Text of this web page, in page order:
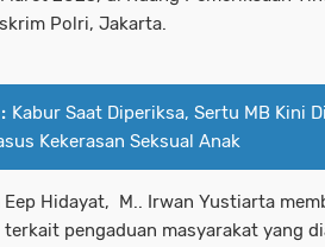
Polri, Jakarta.
Kabur Saat Diperiksa, Sertu MB Kini
Kekerasan Seksual Anak
Eep Hidayat, M.. Irwan Yustiarta
terkait pengaduan masyarakat yang